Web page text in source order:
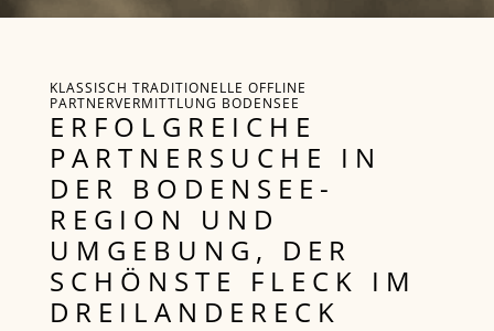
KLASSISCH TRADITIONELLE OFFLINE
PARTNERVERMITTLUNG BODENSEE
ERFOLGREICHE
PARTNERSUCHE IN
DER BODENSEE-
REGION UND
UMGEBUNG, DER
SCHÖNSTE FLECK IM
DREILANDERECK